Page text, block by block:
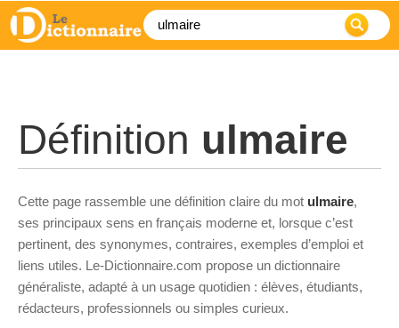
Définition ulmaire
Cette page rassemble une définition claire du mot ulmaire,
ses principaux sens en français moderne et, lorsque c’est
pertinent, des synonymes, contraires, exemples d’emploi et
liens utiles. Le-Dictionnaire.com propose un dictionnaire
généraliste, adapté à un usage quotidien : élèves, étudiants,
rédacteurs, professionnels ou simples curieux.